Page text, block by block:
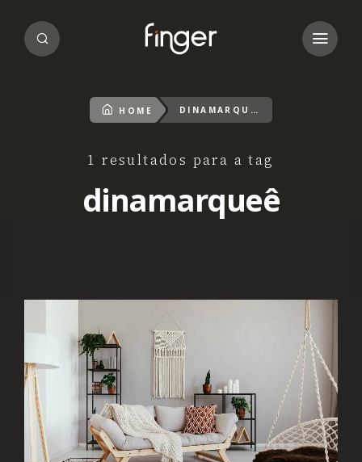
HOME DINAMARQUEÊ
1 resultados para a tag
dinamarqueê